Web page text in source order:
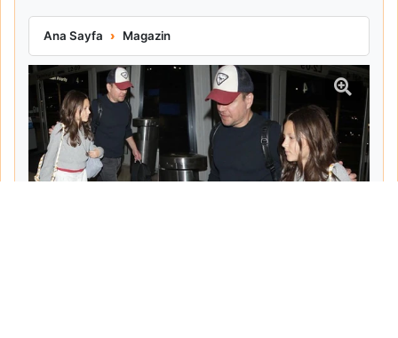
Ana Sayfa Magazin
Matt Damon Babalık Pişmanlığını İtiraf Etti